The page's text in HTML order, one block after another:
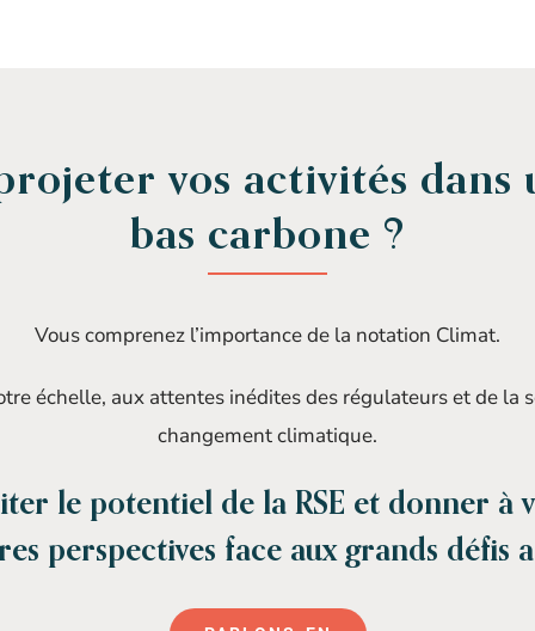
vos activités dans
bas carbone ?
Vous comprenez l’importance de la notation Climat.
échelle, aux attentes inédites des régulateurs et de la
changement climatique.
le potentiel de la RSE et donner à
perspectives face aux grands défis